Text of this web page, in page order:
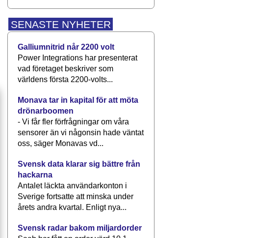
SENASTE NYHETER
Galliumnitrid når 2200 volt
Power Integrations har presenterat
vad företaget beskriver som
världens första 2200-volts...
Monava tar in kapital för att möta
drönarboomen
- Vi får fler förfrågningar om våra
sensorer än vi någonsin hade väntat
oss, säger Monavas vd...
Svensk data klarar sig bättre från
hackarna
Antalet läckta användarkonton i
Sverige fortsatte att minska under
årets andra kvartal. Enligt nya...
Svensk radar bakom miljardorder